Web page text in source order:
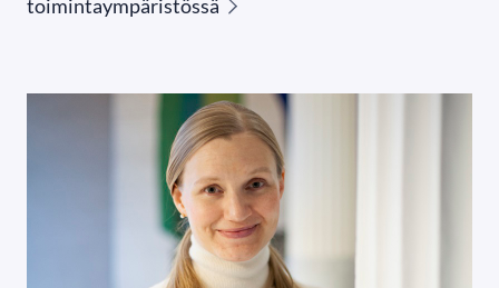
toimintaympäristössä